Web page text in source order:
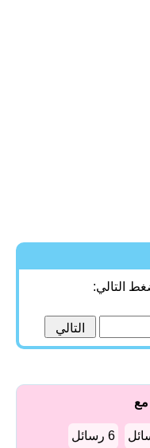
التالي:
مع
6 رسائل